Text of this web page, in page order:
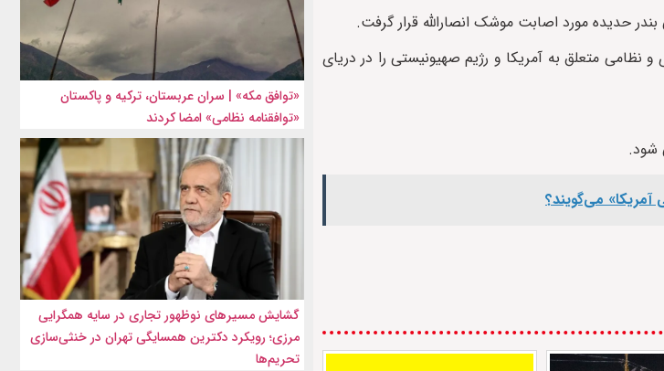
بندر حدیده مورد اصابت موشک انصارالله قرار گرفت.
نظامی متعلق به آمریکا و رژیم صهیونیستی را در دریای
شود.
آمریکا» می‌گویند؟
«توافق مکه» | سران عربستان، ترکیه و پاکستان
«توافقنامه نظامی» امضا کردند
گشایش مسیرهای نوظهور تجاری در سایه همگرایی
مرزی؛ رویکرد دکترین همسایگی تهران در خنثی‌سازی
تحریم‌ها